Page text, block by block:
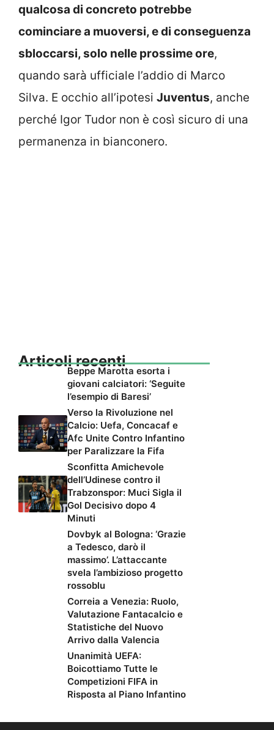
qualcosa di concreto potrebbe
cominciare a muoversi, e di conseguenza
sbloccarsi, solo nelle prossime ore,
quando sarà ufficiale l’addio di Marco
Silva. E occhio all’ipotesi Juventus, anche
perché Igor Tudor non è così sicuro di una
permanenza in bianconero.
Articoli recenti
Beppe Marotta esorta i
giovani calciatori: ‘Seguite
l’esempio di Baresi’
Verso la Rivoluzione nel
Calcio: Uefa, Concacaf e
Afc Unite Contro Infantino
per Paralizzare la Fifa
Sconfitta Amichevole
dell’Udinese contro il
Trabzonspor: Muci Sigla il
Gol Decisivo dopo 4
Minuti
Dovbyk al Bologna: ‘Grazie
a Tedesco, darò il
massimo’. L’attaccante
svela l’ambizioso progetto
rossoblu
Correia a Venezia: Ruolo,
Valutazione Fantacalcio e
Statistiche del Nuovo
Arrivo dalla Valencia
Unanimità UEFA:
Boicottiamo Tutte le
Competizioni FIFA in
Risposta al Piano Infantino